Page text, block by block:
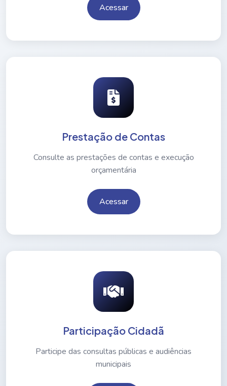
Acessar
Prestação de Contas
Consulte as prestações de contas e execução
orçamentária
Acessar
Participação Cidadã
Participe das consultas públicas e audiências
municipais